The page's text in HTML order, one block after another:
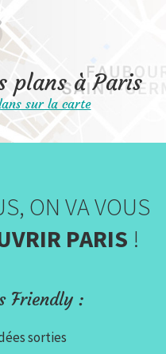
plans à Paris
sur la carte
ON VA VOUS
PARIS !
Friendly :
sorties